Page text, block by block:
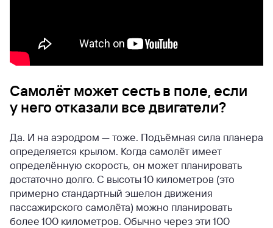
Самолёт может сесть в поле, если
у него отказали все двигатели?
Да. И на аэродром — тоже. Подъёмная сила планера
определяется крылом. Когда самолёт имеет
определённую скорость, он может планировать
достаточно долго. С высоты 10 километров (это
примерно стандартный эшелон движения
пассажирского самолёта) можно планировать
более 100 километров. Обычно через эти 100